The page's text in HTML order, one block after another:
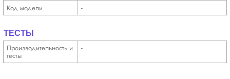
Код модели
-
ТЕСТЫ
Производи­тельность и
тесты
-